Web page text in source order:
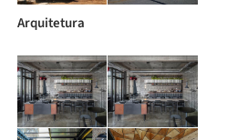
Arquitetura